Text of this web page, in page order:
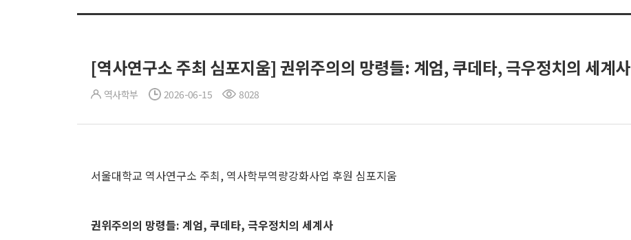
[역사연구소 주최 심포지움] 권위주의의 망령들: 계엄, 쿠데타, 극우정치의 세계사
역사학부 2026-06-15 8028
서울대학교 역사연구소 주최, 역사학부역량강화사업 후원 심포지움
권위주의의 망령들: 계엄, 쿠데타, 극우정치의 세계사